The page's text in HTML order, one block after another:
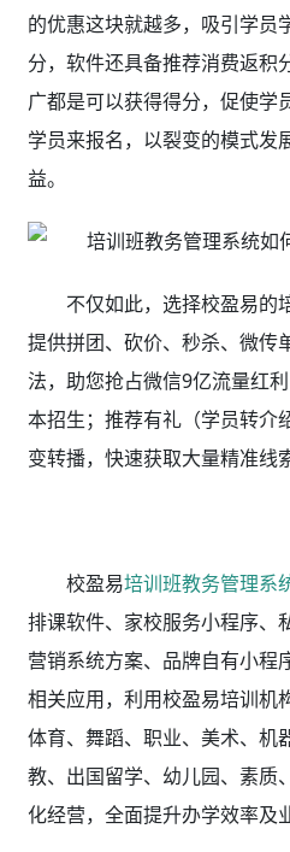
的优惠这块就越多，吸引学员
分，软件还具备推荐消费返积
广都是可以获得得分，促使学
学员来报名，以裂变的模式发
益。
不仅如此，选择校盈易的
提供拼团、砍价、秒杀、微传
法，助您抢占微信9亿流量红
本招生；推荐有礼（学员转介
变转播，快速获取大量精准线
校盈易培训班教务管理系
排课软件、家校服务小程序、
营销系统方案、品牌自有小程
相关应用，利用校盈易培训机
体育、舞蹈、职业、美术、机
教、出国留学、幼儿园、素质
化经营，全面提升办学效率及